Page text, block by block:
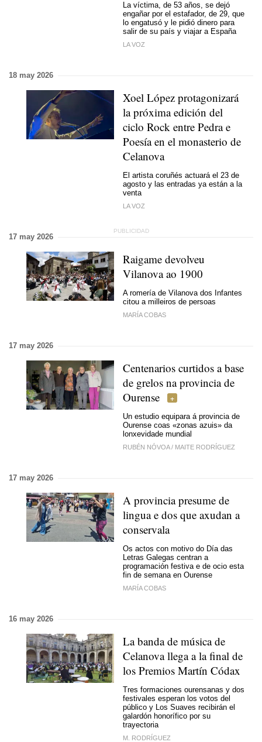
La víctima, de 53 años, se dejó
engañar por el estafador, de 29, que
lo engatusó y le pidió dinero para
salir de su país y viajar a España
LA VOZ
18 may 2026
Xoel López protagonizará
la próxima edición del
ciclo Rock entre Pedra e
Poesía en el monasterio de
Celanova
El artista coruñés actuará el 23 de
agosto y las entradas ya están a la
venta
LA VOZ
17 may 2026
Raigame devolveu
Vilanova ao 1900
A romería de Vilanova dos Infantes
citou a milleiros de persoas
MARÍA COBAS
17 may 2026
Centenarios curtidos a base
de grelos na provincia de
Ourense
Un estudio equipara á provincia de
Ourense coas «zonas azuis» da
lonxevidade mundial
RUBÉN NÓVOA / MAITE RODRÍGUEZ
17 may 2026
A provincia presume de
lingua e dos que axudan a
conservala
Os actos con motivo do Día das
Letras Galegas centran a
programación festiva e de ocio esta
fin de semana en Ourense
MARÍA COBAS
16 may 2026
La banda de música de
Celanova llega a la final de
los Premios Martín Códax
Tres formaciones ourensanas y dos
festivales esperan los votos del
público y Los Suaves recibirán el
galardón honorífico por su
trayectoria
M. RODRÍGUEZ